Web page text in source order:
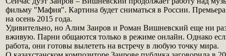
фильму "Мафия". Картина будет сниматься в России.
на осень 2015 года.
Удивительно, но Алим Заиров и Роман Вишневский еще ни
вживую. Парни общаются только в режиме онлайн. Однако
работа, они готовы вылететь на встречу в любую точку мира.